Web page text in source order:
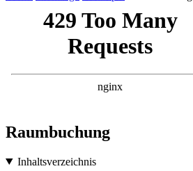
Raumbuchung
Inhaltsverzeichnis